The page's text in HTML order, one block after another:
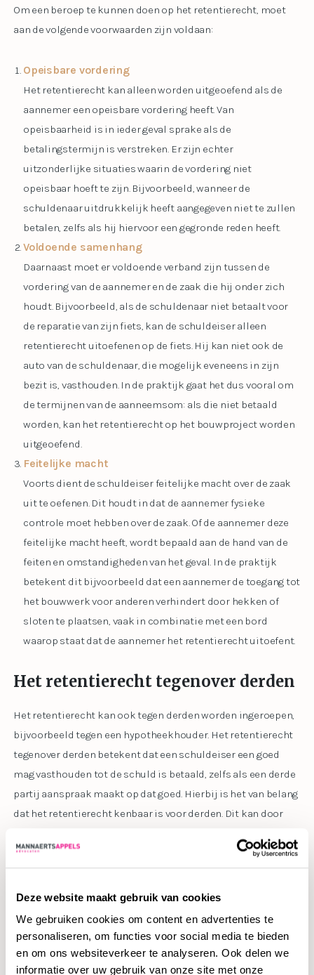
Deze website maakt gebruik van cookies
We gebruiken cookies om content en advertenties te
personaliseren, om functies voor social media te bieden
en om ons websiteverkeer te analyseren. Ook delen we
informatie over uw gebruik van onze site met onze
Om een beroep te kunnen doen op het retentierecht, moet
aan de volgende voorwaarden zijn voldaan:
Opeisbare vordering
Het retentierecht kan alleen worden uitgeoefend als de
aannemer een opeisbare vordering heeft. Van
opeisbaarheid is in ieder geval sprake als de
betalingstermijn is verstreken. Er zijn echter
uitzonderlijke situaties waarin de vordering niet
opeisbaar hoeft te zijn. Bijvoorbeeld, wanneer de
schuldenaar uitdrukkelijk heeft aangegeven niet te zullen
betalen, zelfs als hij hiervoor een gegronde reden heeft.
Voldoende samenhang
Daarnaast moet er voldoende verband zijn tussen de
vordering van de aannemer en de zaak die hij onder zich
houdt. Bijvoorbeeld, als de schuldenaar niet betaalt voor
de reparatie van zijn fiets, kan de schuldeiser alleen
retentierecht uitoefenen op de fiets. Hij kan niet ook de
auto van de schuldenaar, die mogelijk eveneens in zijn
bezit is, vasthouden. In de praktijk gaat het dus vooral om
de termijnen van de aanneemsom: als die niet betaald
worden, kan het retentierecht op het bouwproject worden
uitgeoefend.
Feitelijke macht
Voorts dient de schuldeiser feitelijke macht over de zaak
uit te oefenen. Dit houdt in dat de aannemer fysieke
controle moet hebben over de zaak. Of de aannemer deze
feitelijke macht heeft, wordt bepaald aan de hand van de
feiten en omstandigheden van het geval. In de praktijk
betekent dit bijvoorbeeld dat een aannemer de toegang tot
het bouwwerk voor anderen verhindert door hekken of
sloten te plaatsen, vaak in combinatie met een bord
waarop staat dat de aannemer het retentierecht uitoefent.
Het retentierecht tegenover derden
Het retentierecht kan ook tegen derden worden ingeroepen,
bijvoorbeeld tegen een hypotheekhouder. Het retentierecht
tegenover derden betekent dat een schuldeiser een goed
mag vasthouden tot de schuld is betaald, zelfs als een derde
partij aanspraak maakt op dat goed. Hierbij is het van belang
dat het retentierecht kenbaar is voor derden. Dit kan door
rechtspraak wordt benadrukt dat een bordje met ‘verboden
te maken. Zonder duidelijke signalen kan het retentierecht
om de uitoefening van het retentierecht in hetKadasterin te
schrijven.